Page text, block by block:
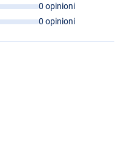
0 opinioni
0 opinioni